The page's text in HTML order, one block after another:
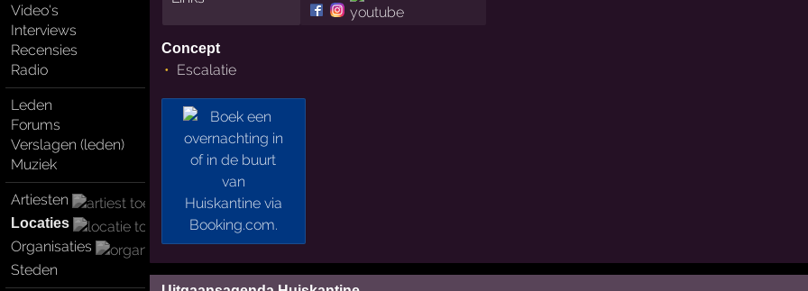
Video's
Interviews
Recensies
Radio
Leden
Forums
Verslagen (leden)
Muziek
Artiesten
Locaties
Organisaties
Steden
Concept
Escalatie